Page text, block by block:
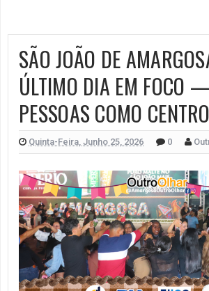
SÃO JOÃO DE
ÚLTIMO DIA EM FOCO
PESSOAS COMO
Quinta-Feira, Junho 25, 2026 0